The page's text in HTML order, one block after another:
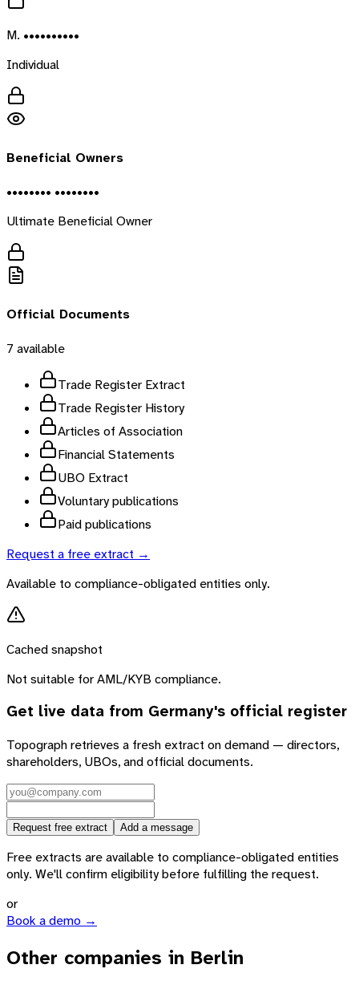
M. ••••••••••
Individual
Beneficial Owners
•••••••• ••••••••
Ultimate Beneficial Owner
Official Documents
7 available
Trade Register Extract
Trade Register History
Articles of Association
Financial Statements
UBO Extract
Voluntary publications
Paid publications
Request a free extract →
Available to compliance-obligated entities only.
Cached snapshot
Not suitable for AML/KYB compliance.
Get live data from Germany's official register
Topograph retrieves a fresh extract on demand — directors,
shareholders, UBOs, and official documents.
Request free extract Add a message
Free extracts are available to compliance-obligated entities
only. We'll confirm eligibility before fulfilling the request.
or
Book a demo →
Other companies in Berlin